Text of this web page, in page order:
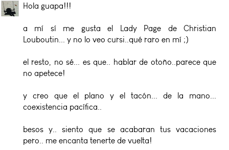
Hola guapa!!!
a mí sí me gusta el Lady Page de Christian
Louboutin... y no lo veo cursi..qué raro en mí ;)
el resto, no sé... es que.. hablar de otoño..parece que
no apetece!
y creo que el plano y el tacón... de la mano...
coexistencia pacífica..
besos y.. siento que se acabaran tus vacaciones
pero.. me encanta tenerte de vuelta!